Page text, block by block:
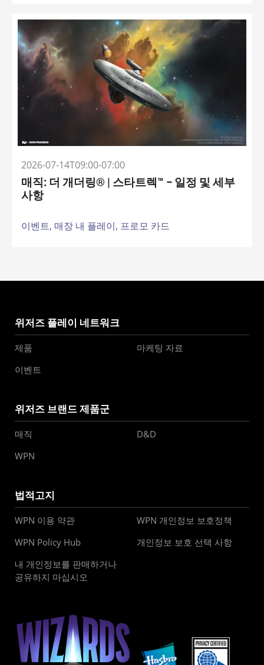
2026-07-14T09:00-07:00
매직: 더 개더링® | 스타트렉™ – 일정 및 세부
사항
이벤트, 매장 내 플레이, 프로모 카드
위저즈 플레이 네트워크
제품
마케팅 자료
이벤트
위저즈 브랜드 제품군
매직
D&D
WPN
법적고지
WPN 이용 약관
WPN 개인정보 보호정책
WPN Policy Hub
개인정보 보호 선택 사항
내 개인정보를 판매하거나
공유하지 마십시오